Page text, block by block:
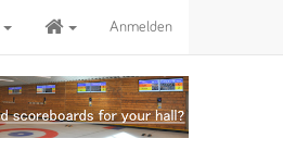
Anmelden